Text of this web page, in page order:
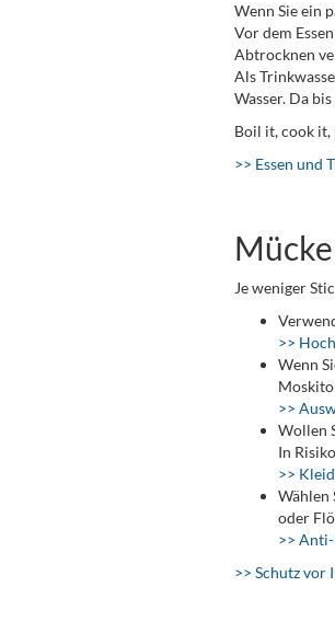
Wenn Sie ein
Vor dem
Abtrocknen
Als
Wasser. Da
Boil it, cook it,
>> Essen und
Je weniger
>>
Wenn
>>
Wollen
In
>>
Wählen
oder
>>
>> Schutz vor